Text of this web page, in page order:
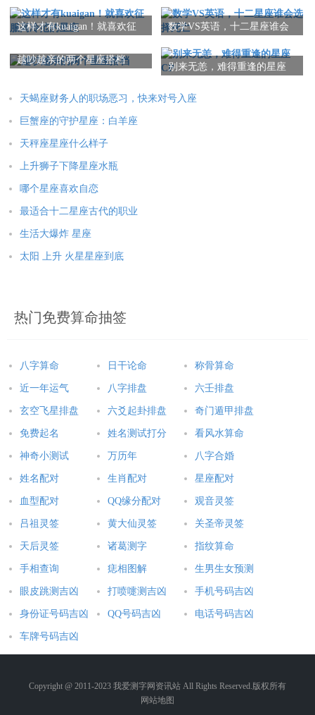
这样才有kuaigan！就喜欢征
数学VS英语，十二星座谁会
越吵越亲的两个星座搭档
别来无恙，难得重逢的星座
天蝎座财务人的职场恶习，快来对号入座
巨蟹座的守护星座：白羊座
天秤座星座什么样子
上升狮子下降星座水瓶
哪个星座喜欢自恋
最适合十二星座古代的职业
生活大爆炸 星座
太阳 上升 火星星座到底
热门免费算命抽签
八字算命 日干论命 称骨算命
近一年运气 八字排盘 六壬排盘
玄空飞星排盘 六爻起卦排盘 奇门遁甲排盘
免费起名 姓名测试打分 看风水算命
神奇小测试 万历年 八字合婚
姓名配对 生肖配对 星座配对
血型配对 QQ缘分配对 观音灵签
吕祖灵签 黄大仙灵签 关圣帝灵签
天后灵签 诸葛测字 指纹算命
手相查询 痣相图解 生男生女预测
眼皮跳测吉凶 打喷嚏测吉凶 手机号码吉凶
身份证号码吉凶 QQ号码吉凶 电话号码吉凶
车牌号码吉凶
Copyright @ 2011-2023 我爱测字网资讯站 All Rights Reserved.版权所有
网站地图